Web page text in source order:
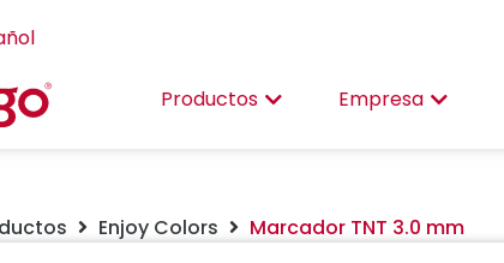
Productos Empresa
Enjoy Colors Marcador TNT 3.0 mm